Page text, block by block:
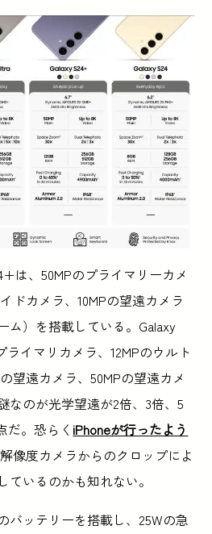
は、50MPのプライマリーカメ
ドカメラ、10MPの望遠カメラ
ム）を搭載している。Galaxy
ライマリカメラ、12MPのウルト
望遠カメラ、50MPの望遠カメ
なのが光学望遠が2倍、3倍、5
だ。恐らく iPhoneが行ったよう
像度カメラからのクロップによ
いるのかも知れない。
バッテリーを搭載し、25Wの急